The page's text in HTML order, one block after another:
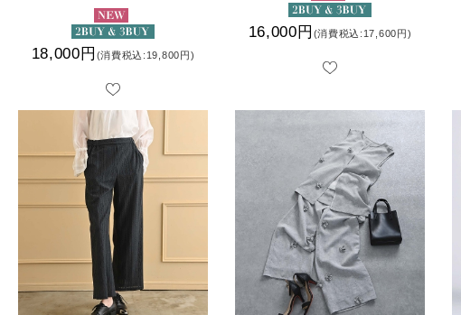
18,000円 (消費税込:19,800円)
16,000円 (消費税込:17,600円)